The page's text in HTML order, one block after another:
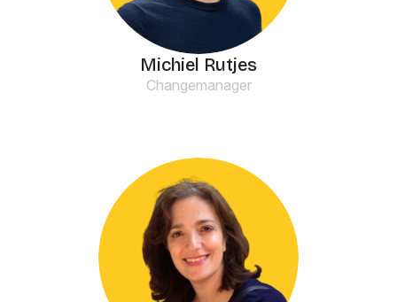
Michiel Rutjes
Changemanager